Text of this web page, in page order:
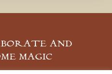
AND
MAGIC